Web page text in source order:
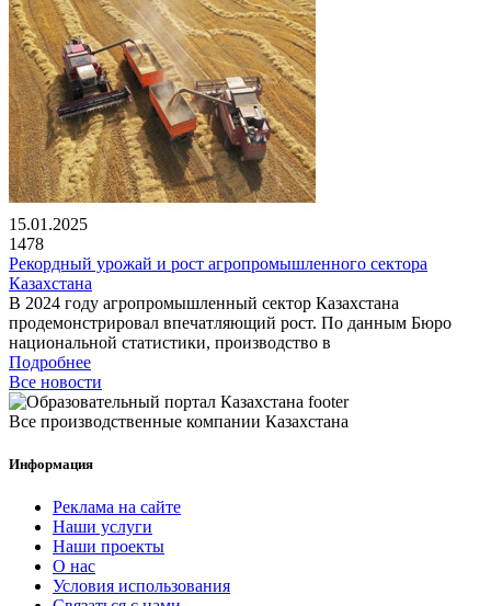
15.01.2025
1478
Рекордный урожай и рост агропромышленного сектора
Казахстана
В 2024 году агропромышленный сектор Казахстана
продемонстрировал впечатляющий рост. По данным Бюро
национальной статистики, производство в
Подробнее
Все новости
Все производственные компании Казахстана
Информация
Реклама на сайте
Наши услуги
Наши проекты
О нас
Условия использования